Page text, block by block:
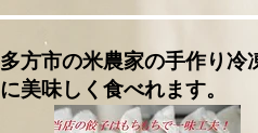
方市の米農家の手作り冷
美味しく食べれます。